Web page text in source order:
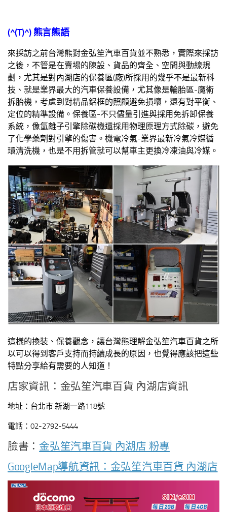
(^(T)^) 熊言熊語
來採訪之前台灣熊對金弘笙汽車百貨並不熟悉，實際來採訪
之後，不管是在賣場的陳設、貨品的齊全、空間與動線規
劃，尤其是對內湖店的保養區(廠)所採用的幾乎不是最新科
技、就是業界最大的汽車保養設備，尤其像是輪胎區-魔術
拆胎機，考慮到對精品鋁框的照顧避免損壞，還有對平衡、
定位的精準設備。保養區-不只儘量引進與採用免拆卸保養
系統，像氫離子引擎除碳機還採用物理原理方式除碳，避免
了化學藥劑對引擎的傷害。機電冷氣-業界最新冷氣冷媒循
環清洗機，也是不用拆管就可以幫車主更換冷凍油與冷媒。
這樣的換裝、保養觀念，讓台灣熊理解金弘笙汽車百貨之所
以可以得到客戶支持而持續成長的原因，也覺得應該把這些
特點分享給有需要的人知道！
店家資訊：金弘笙汽車百貨 內湖店資訊
地址：台北市 新湖一路118號
電話：02-2792-5444
臉書：金弘笙汽車百貨 內湖店 粉專
GoogleMap導航資訊：金弘笙汽車百貨 內湖店